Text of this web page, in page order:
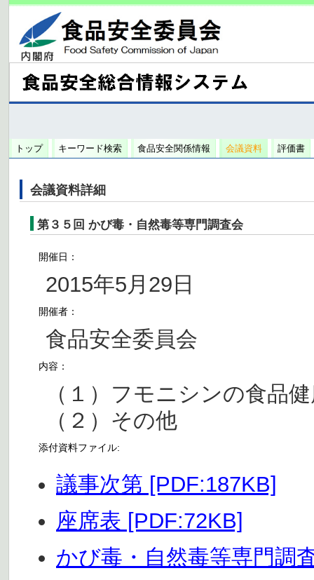
トップ キーワード検索 食品安全関係情報 会議資料 評価書
会議資料詳細
第３５回 かび毒・自然毒等専門調査会
開催日：
2015年5月29日
開催者：
食品安全委員会
内容：
（１）フモニシンの食品
（２）その他
添付資料ファイル:
議事次第 [PDF:187KB]
座席表 [PDF:72KB]
かび毒・自然毒等専門調